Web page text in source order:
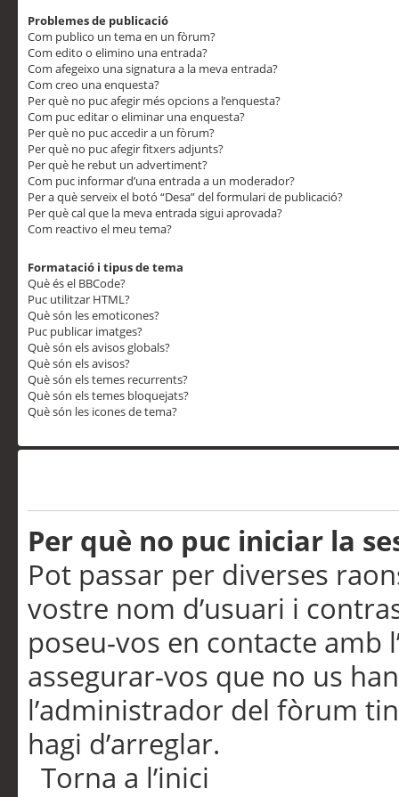
Problemes de publicació
Com publico un tema en un fòrum?
Com edito o elimino una entrada?
Com afegeixo una signatura a la meva entrada?
Com creo una enquesta?
Per què no puc afegir més opcions a l’enquesta?
Com puc editar o eliminar una enquesta?
Per què no puc accedir a un fòrum?
Per què no puc afegir fitxers adjunts?
Per què he rebut un advertiment?
Com puc informar d’una entrada a un moderador?
Per a què serveix el botó “Desa” del formulari de publicació?
Per què cal que la meva entrada sigui aprovada?
Com reactivo el meu tema?
Formatació i tipus de tema
Què és el BBCode?
Puc utilitzar HTML?
Què són les emoticones?
Puc publicar imatges?
Què són els avisos globals?
Què són els avisos?
Què són els temes recurrents?
Què són els temes bloquejats?
Què són les icones de tema?
Per què no puc iniciar la
Pot passar per diverses
vostre nom d’usuari i
poseu-vos en contacte
assegurar-vos que no us
l’administrador del fòrum
hagi d’arreglar.
Torna a l’inici